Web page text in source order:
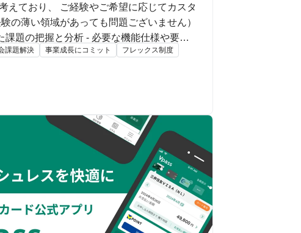
えており、 ご経験やご希望に応じてカスタ
の薄い領域があっても問題ございません）
題の把握と分析 - 必要な機能仕様や要件
客折衝
課題解決 事業成長にコミット
フレックス制度